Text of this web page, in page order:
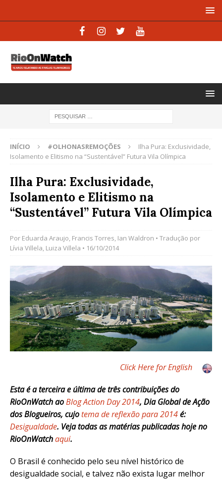
INÍCIO #OLHONASREMOÇÕES
Ilha Pura: Exclusividade,
Isolamento e Elitismo na “Sustentável” Futura Vila Olímpica
Ilha Pura: Exclusividade,
Isolamento e Elitismo na
“Sustentável” Futura Vila Olímpica
Por Eduarda Araujo, Francis Torres, Ian Waldron • Tradução por
Lívia Villela, Luiza Villela • 16/10/2014
Click Here for English
Esta é a terceira e última de três contribuições do
RioOnWatch aoBlog Action Day 2014, Dia Global de Ação
dos Blogueiros, cujotema de reflexão para 2014é:
Desigualdade. Veja todas as matérias publicadas hoje no
RioOnWatchaqui.
O Brasil é conhecido pelo seu nível histórico de
desigualdade social, e talvez não exista lugar melhor